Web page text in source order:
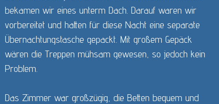
bekamen wir eines unterm Dach. Darauf waren wir
vorbereitet und hatten für diese Nacht eine separate
Übernachtungstasche gepackt. Mit großem Gepäck
wären die Treppen mühsam gewesen, so jedoch kein
Problem.
Das Zimmer war großzügig, die Betten bequem und